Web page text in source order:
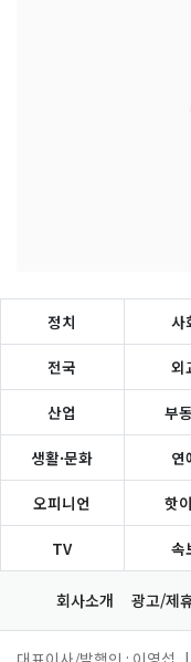
정치 사
전국 외
산업 부
생활·문화 연
오피니언 핫
TV 속
회사소개 광고/제